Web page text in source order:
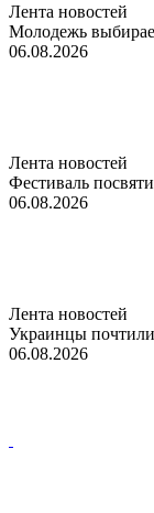
Лента новостей
Молодежь
06.08.2026
Лента новостей
Фестиваль
06.08.2026
Лента новостей
Украинцы почтили
06.08.2026